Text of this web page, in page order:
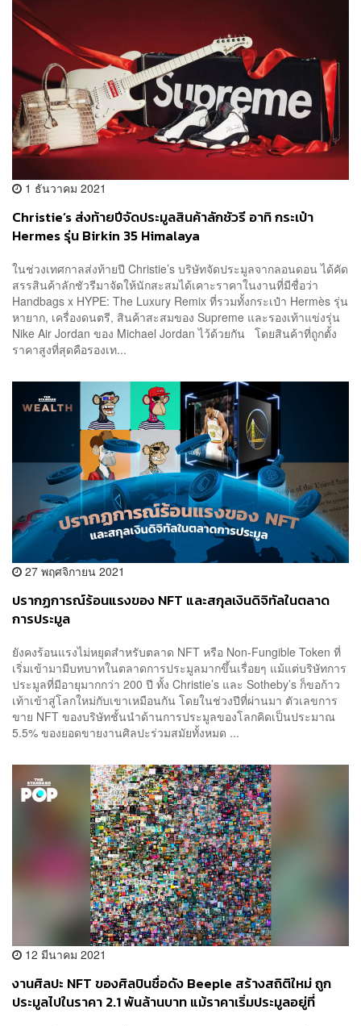
1 ธันวาคม 2021
Christie’s ส่งท้ายปีจัดประมูลสินค้าลักชัวรี อาทิ กระเป๋า
Hermes รุ่น Birkin 35 Himalaya
ในช่วงเทศกาลส่งท้ายปี Christie’s บริษัทจัดประมูลจากลอนดอน ได้คัด
สรรสินค้าลักชัวรีมาจัดให้นักสะสมได้เคาะราคาในงานที่มีชื่อว่า
Handbags x HYPE: The Luxury Remix ที่รวมทั้งกระเป๋า Hermès รุ่น
หายาก, เครื่องดนตรี, สินค้าสะสมของ Supreme และรองเท้าแข่งรุ่น ​
Nike Air Jordan ของ Michael Jordan ไว้ด้วยกัน โดยสินค้าที่ถูกตั้ง
ราคาสูงที่สุดคือรองเท...
27 พฤศจิกายน 2021
ปรากฏการณ์ร้อนแรงของ NFT และสกุลเงินดิจิทัลในตลาด
การประมูล
ยังคงร้อนแรงไม่หยุดสำหรับตลาด NFT หรือ Non-Fungible Token ที่
เริ่มเข้ามามีบทบาทในตลาดการประมูลมากขึ้นเรื่อยๆ แม้แต่บริษัทการ
ประมูลที่มีอายุมากกว่า 200 ปี ทั้ง Christie’s และ Sotheby’s ก็ขอก้าว
เท้าเข้าสู่โลกใหม่กับเขาเหมือนกัน โดยในช่วงปีที่ผ่านมา ตัวเลขการ
ขาย NFT ของบริษัทชั้นนำด้านการประมูลของโลกคิดเป็นประมาณ
5.5% ของยอดขายงานศิลปะร่วมสมัยทั้งหมด ...
12 มีนาคม 2021
งานศิลปะ NFT ของศิลปินชื่อดัง Beeple สร้างสถิติใหม่ ถูก
ประมูลไปในราคา 2.1 พันล้านบาท แม้ราคาเริ่มประมูลอยู่ที่